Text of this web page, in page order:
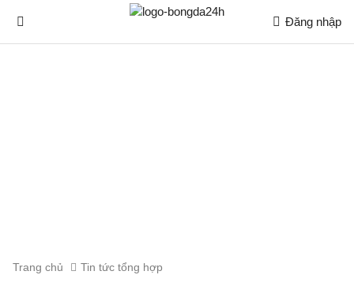
Đăng nhập
Trang chủ Tin tức tổng hợp